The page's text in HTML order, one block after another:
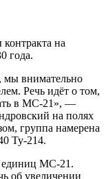
на
года.
мы внимательно
Речь идёт о том,
в МС-21», —
на полях
группа намерена
Ту-214.
единиц МС-21.
об увеличении